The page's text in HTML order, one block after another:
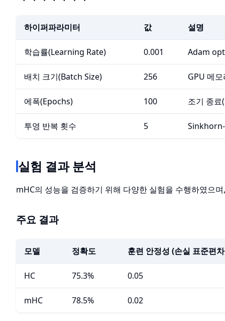
하이퍼파라미터 값 설명
학습률(Learning Rate) 0.001 Adam
배치 크기(Batch Size) 256 GPU 메
에폭(Epochs) 100 조기 종
투영 반복 횟수 5
실험 결과 분석
mHC의 성능을 검증하기 위해 다양한 실험을 수행하였으
주요 결과
모델 정확도 훈련 안정성 (손실 표준편
HC 75.3% 0.05
mHC 78.5% 0.02